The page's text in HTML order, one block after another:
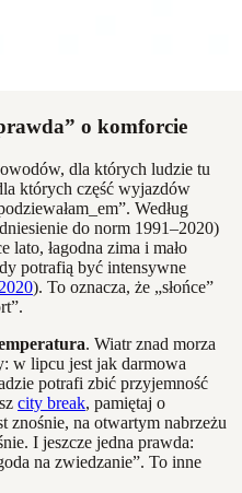
o komforcie
dla których ludzie tu
których część wyjazdów
Według
do norm 1991–2020)
łagodna zima i mało
potrafią być intensywne
). To oznacza, że „słońce”
. Wiatr znad morza
w lipcu jest jak darmowa
potrafi zbić przyjemność
city break, pamiętaj o
na otwartym nabrzeżu
I jeszcze jedna prawda:
na zwiedzanie”. To inne